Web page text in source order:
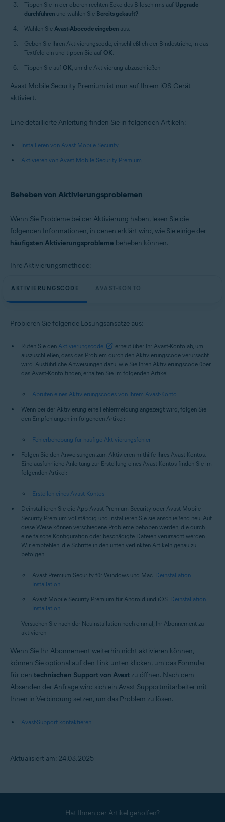
Tippen Sie in der oberen rechten Ecke des Bildschirms auf Upgrade
durchführen und wählen Sie Bereits gekauft?
Wählen Sie Avast-Abocode eingeben aus.
Geben Sie Ihren Aktivierungscode, einschließlich der Bindestriche, in das
Textfeld ein und tippen Sie auf OK.
Tippen Sie auf OK, um die Aktivierung abzuschließen.
Avast Mobile Security Premium ist nun auf Ihrem iOS-Gerät
aktiviert.
Eine detaillierte Anleitung finden Sie in folgenden Artikeln:
Installieren von Avast Mobile Security
Aktivieren von Avast Mobile Security Premium
Beheben von Aktivierungsproblemen
Wenn Sie Probleme bei der Aktivierung haben, lesen Sie die
folgenden Informationen, in denen erklärt wird, wie Sie einige der
häufigsten Aktivierungsprobleme beheben können.
Ihre Aktivierungsmethode:
AKTIVIERUNGSCODE AVAST-KONTO
Probieren Sie folgende Lösungsansätze aus:
Rufen Sie den Aktivierungscode
erneut über Ihr Avast-Konto ab, um
auszuschließen, dass das Problem durch den Aktivierungscode verursacht
wird. Ausführliche Anweisungen dazu, wie Sie Ihren Aktivierungscode über
das Avast-Konto finden, erhalten Sie im folgenden Artikel:
Abrufen eines Aktivierungscodes von Ihrem Avast-Konto
Wenn bei der Aktivierung eine Fehlermeldung angezeigt wird, folgen Sie
den Empfehlungen im folgenden Artikel:
Fehlerbehebung für häufige Aktivierungsfehler
Folgen Sie den Anweisungen zum Aktivieren mithilfe Ihres Avast-Kontos.
Eine ausführliche Anleitung zur Erstellung eines Avast-Kontos finden Sie im
folgenden Artikel:
Erstellen eines Avast-Kontos
Deinstallieren Sie die App Avast Premium Security oder Avast Mobile
Security Premium vollständig und installieren Sie sie anschließend neu. Auf
diese Weise können verschiedene Probleme behoben werden, die durch
eine falsche Konfiguration oder beschädigte Dateien verursacht werden.
Wir empfehlen, die Schritte in den unten verlinkten Artikeln genau zu
befolgen:
Avast Premium Security für Windows und Mac: Deinstallation |
Installation
Avast Mobile Security Premium für Android und iOS: Deinstallation |
Installation
Versuchen Sie nach der Neuinstallation noch einmal, Ihr Abonnement zu
aktivieren.
Wenn Sie Ihr Abonnement weiterhin nicht aktivieren können,
können Sie optional auf den Link unten klicken, um das Formular
für den technischen Support von Avast zu öffnen. Nach dem
Absenden der Anfrage wird sich ein Avast-Supportmitarbeiter mit
Ihnen in Verbindung setzen, um das Problem zu lösen.
Avast-Support kontaktieren
Aktualisiert am: 24.03.2025
Hat Ihnen der Artikel geholfen?